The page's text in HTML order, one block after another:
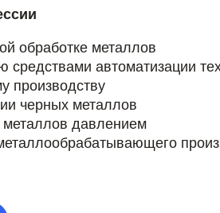
обработке металлов
автоматизации
производству
черных металлов
металлов давлением